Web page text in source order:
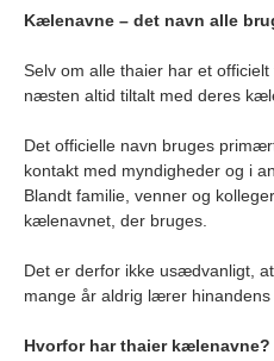
Kælenavne – det navn alle
Selv om alle thaier har et
næsten altid tiltalt med deres
Det officielle navn bruges
kontakt med myndigheder og i
Blandt familie, venner og
kælenavnet, der bruges.
Det er derfor ikke usædvanligt,
mange år aldrig lærer hinandens
Hvorfor har thaier kælenavne?